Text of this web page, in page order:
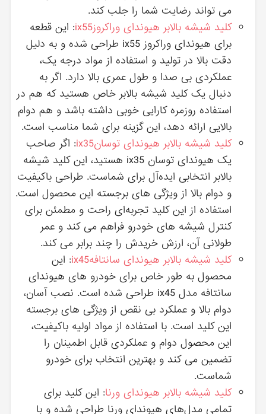
می‌ تواند رضایت شما را جلب کند.
کلید شیشه بالابر هیوندای وراکروزix55
: این قطعه
برای هیوندای وراکروز ix55 طراحی شده و به دلیل
دقت بالا در تولید و استفاده از مواد درجه یک،
عملکردی بی‌ صدا و طول عمری بالا دارد. اگر به
دنبال یک کلید شیشه بالابر خاص هستید که هم در
استفاده روزمره کارایی خوبی داشته باشد و هم دوام
بالایی ارائه دهد، این گزینه برای شما مناسب است.
کلید شیشه بالابر هیوندای توسانix35
: اگر صاحب
یک هیوندای توسان ix35 هستید، این کلید شیشه
بالابر انتخابی ایده‌آل برای شماست. طراحی باکیفیت
و دوام بالا از ویژگی ‌های برجسته این محصول است.
استفاده از این کلید تجربه‌ای راحت و مطمئن برای
کنترل شیشه‌ های خودرو فراهم می‌ کند و عمر
طولانی آن، ارزش خریدش را چند برابر می‌ کند.
کلید شیشه بالابر هیوندای سانتافهix45
: این
محصول به طور خاص برای خودرو های هیوندای
سانتافه مدل ix45 طراحی شده است. نصب آسان،
دوام بالا و عملکرد بی ‌نقص از ویژگی‌ های برجسته
این کلید است. با استفاده از مواد اولیه باکیفیت،
این محصول دوام و عملکردی قابل اطمینان را
تضمین می‌ کند و بهترین انتخاب برای خودرو
شماست.
کلید شیشه بالابر هیوندای ورنا: این کلید برای
تمامی مدل‌های هیوندای ورنا طراحی شده و با